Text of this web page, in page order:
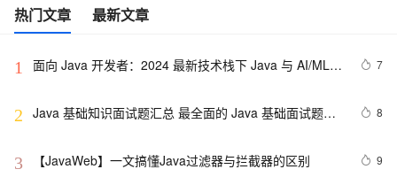
热门文章 最新文章
1
面向 Java 开发者：2024 最新技术栈下 Java 与 AI/ML
7
2 Java 基础知识面试题汇总 最全面的 Java 基础面试题整
8
3 【JavaWeb】一文搞懂Java过滤器与拦截器的区别 9